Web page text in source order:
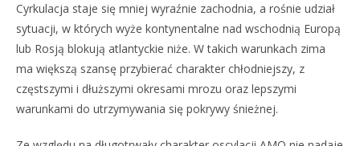
Cyrkulacja staje się mniej wyraźnie zachodnia, a rośnie udział
sytuacji, w których wyże kontynentalne nad wschodnią Europą
lub Rosją blokują atlantyckie niże. W takich warunkach zima
ma większą szansę przybierać charakter chłodniejszy, z
częstszymi i dłuższymi okresami mrozu oraz lepszymi
warunkami do utrzymywania się pokrywy śnieżnej.